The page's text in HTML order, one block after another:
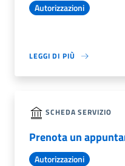
Autorizzazioni
LEGGI DI PIÙ
SCHEDA SERVIZIO
Prenota un
Autorizzazioni